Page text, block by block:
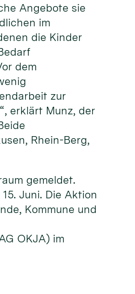
Angebote sie
im
die Kinder
dem
zur
erklärt Munz, der
Rhein-Berg,
gemeldet.
Juni. Die Aktion
Kommune und
OKJA) im